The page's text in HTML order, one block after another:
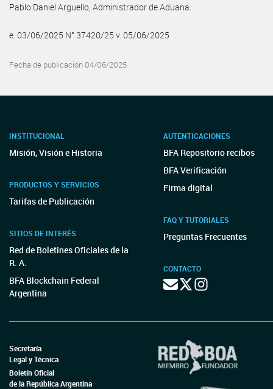
Pablo Daniel Arguello, Administrador de Aduana.
e. 03/06/2025 N° 37420/25 v. 05/06/2025
Fecha de publicación 04/06/2025
INSTITUCIONAL
Misión, Visión e Historia
PRODUCTOS Y SERVICIOS
Tarifas de Publicación
SITIOS DE INTERÉS
Red de Boletines Oficiales de la
R. A.
BFA Blockchain Federal
Argentina
AUTENTICACIONES
BFA Repositorio recibos
BFA Verificación
Firma digital
FAQ Y TUTORIALES
Preguntas Frecuentes
CONTACTO
Secretaría
Legal y Técnica
Boletín Oficial
de la República Argentina